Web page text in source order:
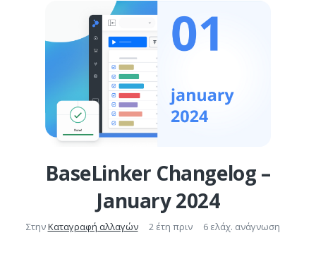
BaseLinker Changelog –
January 2024
ΣτηνΚαταγραφή αλλαγών 2 έτη πριν 6 ελάχ. ανάγνωση